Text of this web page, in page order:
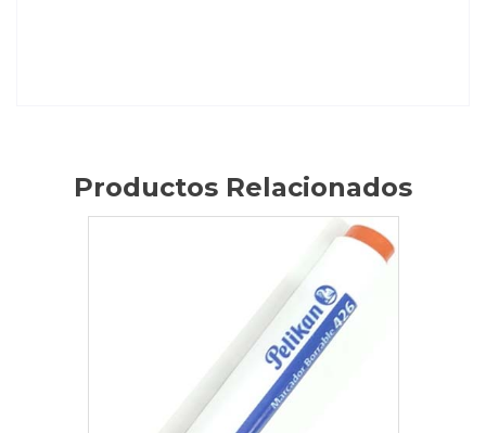
Productos Relacionados